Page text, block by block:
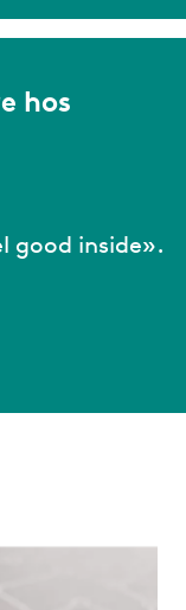
hos
good inside».